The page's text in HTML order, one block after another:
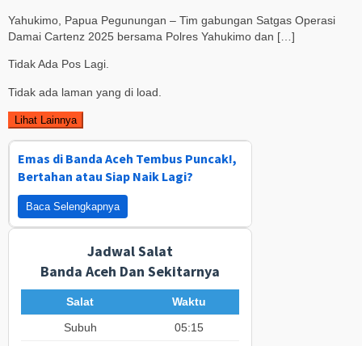
Yahukimo, Papua Pegunungan – Tim gabungan Satgas Operasi
Damai Cartenz 2025 bersama Polres Yahukimo dan […]
Tidak Ada Pos Lagi.
Tidak ada laman yang di load.
Lihat Lainnya
Emas di Banda Aceh Tembus Puncak!,
Bertahan atau Siap Naik Lagi?
Baca Selengkapnya
Jadwal Salat
Banda Aceh Dan Sekitarnya
Salat
Waktu
Subuh
05:15